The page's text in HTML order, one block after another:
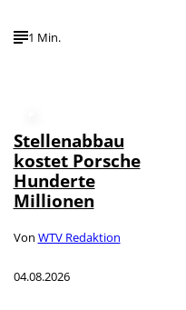
1 Min.
Stellenabbau
kostet Porsche
Hunderte
Millionen
Von WTV Redaktion
04.08.2026